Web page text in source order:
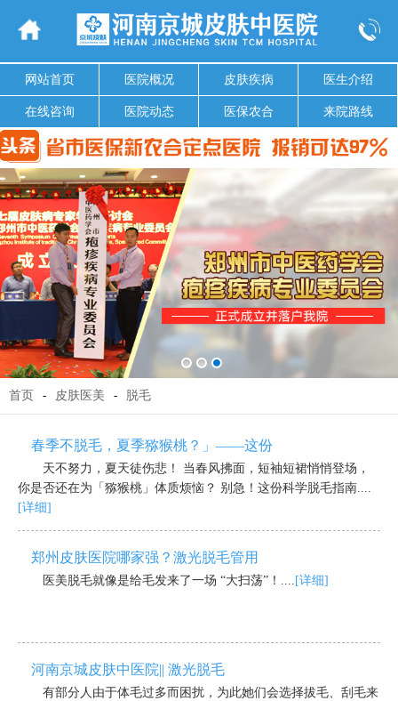
网站首页 医院概况 皮肤疾病 医生介绍
在线咨询 医院动态 医保农合 来院路线
首页 - 皮肤医美 - 脱毛
春季不脱毛，夏季猕猴桃？」——这份
天不努力，夏天徒伤悲！ 当春风拂面，短袖短裙悄悄登场，
你是否还在为「猕猴桃」体质烦恼？ 别急！这份科学脱毛指南....
[详细]
郑州皮肤医院哪家强？激光脱毛管用
医美脱毛就像是给毛发来了一场 “大扫荡”！.... [详细]
河南京城皮肤中医院|| 激光脱毛
有部分人由于体毛过多而困扰，为此她们会选择拔毛、刮毛来